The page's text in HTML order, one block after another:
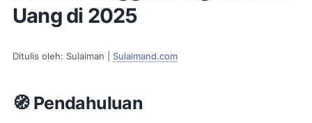
Uang di 2025
Ditulis oleh: Sulaiman | Sulaimand.com
🧭 Pendahuluan